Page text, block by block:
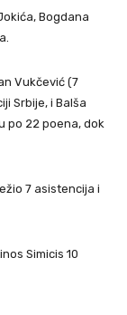
Bogdana
Vukčević (7
Srbije, i Balša
po 22 poena, dok
7 asistencija i
Simicis 10